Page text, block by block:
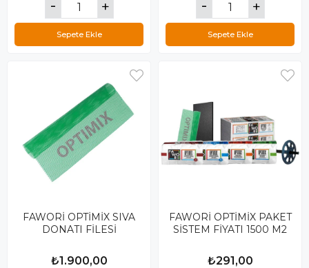
Sepete Ekle Sepete Ekle
FAWORİ OPTİMİX SIVA
DONATI FİLESİ
₺1.900,00
FAWORİ OPTİMİX PAKET
SİSTEM FİYATI 1500 M2
₺291,00